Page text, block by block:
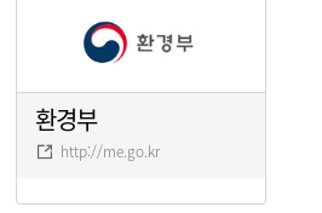
환경부
http://me.go.kr